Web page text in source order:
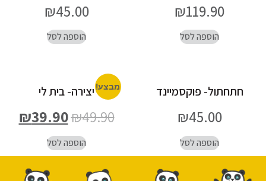
₪119.90
הוספה לסל
₪45.00
הוספה לסל
חתחתול- פוקסמיינד
₪45.00
הוספה לסל
מבצע!יצירה- בית לי
₪49.90
₪39.90
הוספה לסל